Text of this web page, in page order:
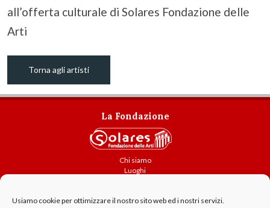
Usiamo cookie per ottimizzare il nostro sito web ed i nostri servizi.
all’offerta culturale di Solares Fondazione delle
Arti
Torna agli artisti
La Fondazione
Chi siamo
Luoghi
Contatti